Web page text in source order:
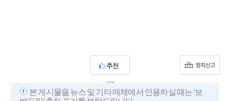
추천
432
본 게시물을 뉴스 및 기타 매체에서 인용하실 때는 '보